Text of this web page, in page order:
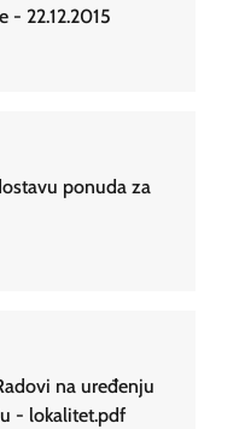
- 22.12.2015
ponuda za
na uređenju
- lokalitet.pdf